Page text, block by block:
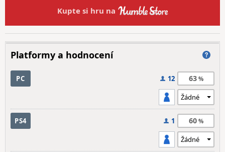
Kupte si hru na
Platformy a hodnocení
PC 12 63
PS4 1 60